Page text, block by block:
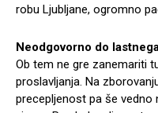
robu Ljubljane, ogromno
Neodgovorno do
Ob tem ne gre zanemariti
proslavljanja. Na
precepljenost pa še vedno